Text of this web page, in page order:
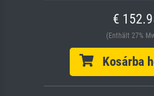
€
(Enthält 27%
Kosárba